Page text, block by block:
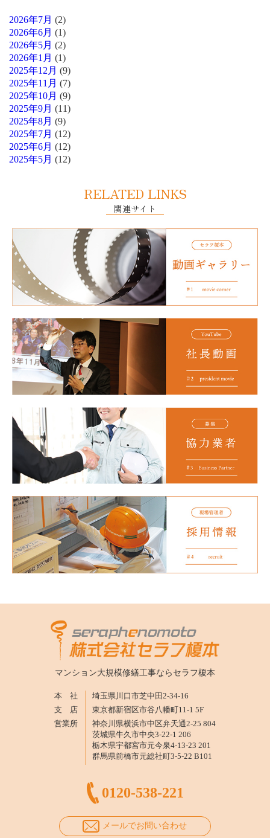
2026年7月 (2)
2026年6月 (1)
2026年5月 (2)
2026年1月 (1)
2025年12月 (9)
2025年11月 (7)
2025年10月 (9)
2025年9月 (11)
2025年8月 (9)
2025年7月 (12)
2025年6月 (12)
2025年5月 (12)
RELATED LINKS
関連サイト
マンション大規模修繕工事なら セラフ榎本
本 社
埼玉県川口市芝中田2-34-16
支 店
東京都新宿区市谷八幡町11-1 5F
営業所
神奈川県横浜市中区弁天通2-25 804
茨城県牛久市中央3-22-1 206
栃木県宇都宮市元今泉4-13-23 201
群馬県前橋市元総社町3-5-22 B101
0120-538-221
メールでお問い合わせ